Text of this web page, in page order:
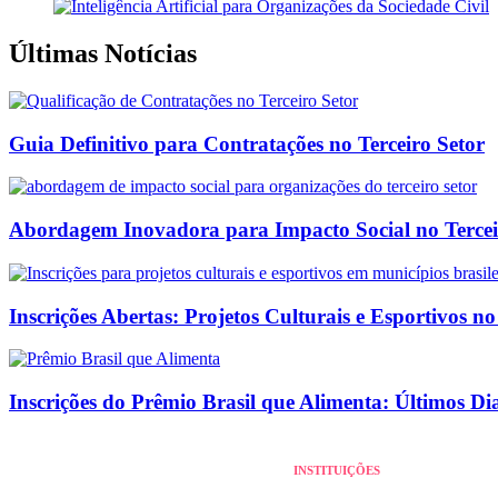
Últimas Notícias
Guia Definitivo para Contratações no Terceiro Setor
Abordagem Inovadora para Impacto Social no
Inscrições Abertas: Projetos Culturais e Esportivos
Inscrições do Prêmio Brasil que Alimenta: Últimos
INSTITUIÇÕES